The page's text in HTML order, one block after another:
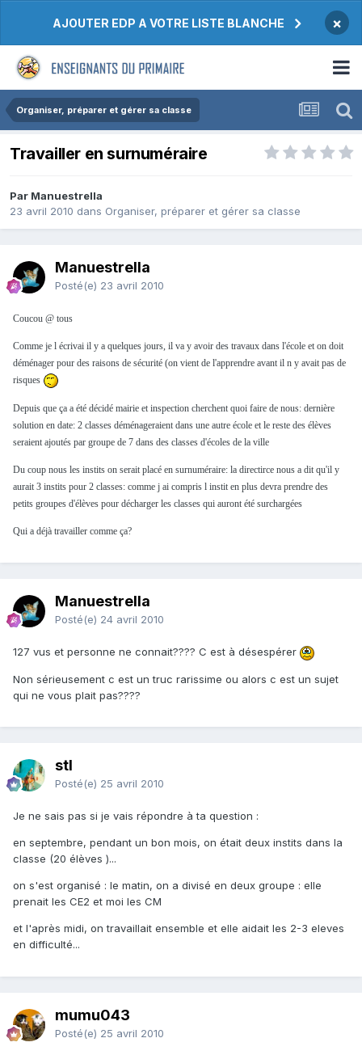
AJOUTER EDP A VOTRE LISTE BLANCHE ×
Organiser, préparer et gérer sa classe
Travailler en surnuméraire
Par Manuestrella
23 avril 2010 dans Organiser, préparer et gérer sa classe
Manuestrella
Posté(e) 23 avril 2010
Coucou @ tous
Comme je l écrivai il y a quelques jours, il va y avoir des travaux dans l'école et on doit
déménager pour des raisons de sécurité (on vient de l'apprendre avant il n y avait pas de
risques
Depuis que ça a été décidé mairie et inspection cherchent quoi faire de nous: dernière
solution en date: 2 classes déménageraient dans une autre école et le reste des élèves
seraient ajoutés par groupe de 7 dans des classes d'écoles de la ville
Du coup nous les instits on serait placé en surnuméraire: la directirce nous a dit qu'il y
aurait 3 instits pour 2 classes: comme j ai compris l instit en plus devra prendre des
petits groupes d'élèves pour décharger les classes qui auront été surchargées
Qui a déjà travailler comme ça?
Manuestrella
Posté(e) 24 avril 2010
127 vus et personne ne connait???? C est à désespérer
Non sérieusement c est un truc rarissime ou alors c est un sujet
qui ne vous plait pas????
stl
Posté(e) 25 avril 2010
Je ne sais pas si je vais répondre à ta question :
en septembre, pendant un bon mois, on était deux instits dans la
classe (20 élèves )...
on s'est organisé : le matin, on a divisé en deux groupe : elle
prenait les CE2 et moi les CM
et l'après midi, on travaillait ensemble et elle aidait les 2-3 eleves
en difficulté...
mumu043
Posté(e) 25 avril 2010